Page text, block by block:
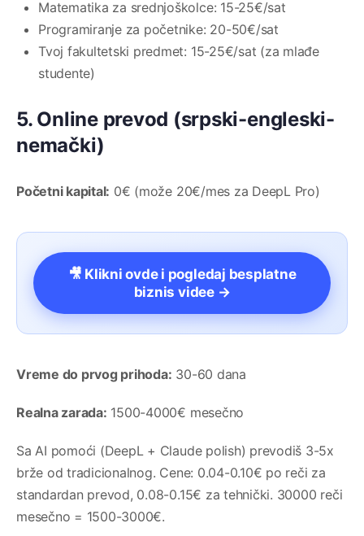
Matematika za srednjoškolce: 15-25€/sat
Programiranje za početnike: 20-50€/sat
Tvoj fakultetski predmet: 15-25€/sat (za mlađe
studente)
5. Online prevod (srpski-engleski-
nemački)
Početni kapital: 0€ (može 20€/mes za DeepL Pro)
🎥 Klikni ovde i pogledaj besplatne
biznis videe →
Vreme do prvog prihoda: 30-60 dana
Realna zarada: 1500-4000€ mesečno
Sa AI pomoći (DeepL + Claude polish) prevodiš 3-5x
brže od tradicionalnog. Cene: 0.04-0.10€ po reči za
standardan prevod, 0.08-0.15€ za tehnički. 30000 reči
mesečno = 1500-3000€.